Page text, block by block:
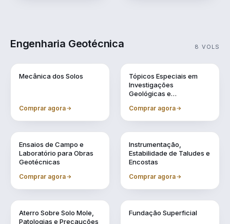
Engenharia Geotécnica 8 VOLS
Mecânica dos Solos
Comprar agora
Vol. 10
Tópicos Especiais em
Investigações
Geológicas e
Comprar agora
Ensaios de Campo e
Laboratório para Obras
Geotécnicas
Comprar agora
Instrumentação,
Estabilidade de Taludes e
Encostas
Comprar agora
Aterro Sobre Solo Mole,
Patologias e Precauções
Fundação Superficial